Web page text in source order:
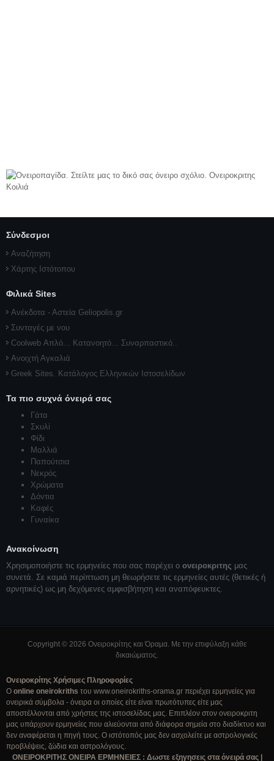
Σύνδεσμοι
Αναζήτηση
Χάρτης Ιστότοπου
Φιλικά Sites
Ανέκδοτα - Αστεία Geliopolis.gr
Συνταγές με νου
Coolweb Απλό... Κατανοητό... Συναρπαστικό..
Ανοιχτή Αγκαλιά
Greek Sites. Κατάλογος Ελληνικών Ιστοσελίδων
Τα πιο συχνά όνειρά σας
Γάτα
Σκυλί
Φίδι
Μαλλιά
Παπούτσια
Νεκρός
Χρώματα
Δόντια
Καφές
Γυναίκα
Ανακοίνωση
Χρησιμοποιήστε τις ερμηνείες που σας παρέχει ο ονειροκριτης μας
συνετά. Σε καμιά περίπτωση μη θεωρήσετε τις ερμηνείες αυτές (θετικές ή
αρνητικές) ως μη δεχόμενες αμφισβήτηση και αναπόφευκτες.
Copyright © 2026 Ονειροκρίτης και Όραμα. Με την επιφύλαξη κάθε
δικαιώματος.
Ονειροκρίτης Χρήσιμες Πληροφορίες
Ο online oneirokriths του www.oneirokriths-orama.gr περιέχει ερμηνείες για
ονειρικά σύμβολα - όνειρα οι οποίες είτε είναι πρωτότυπες είτε μας
αποστέλλονται από χρήστες της ιστοσελίδας μας. Επιπλέον στον ονειροκριτη
μας υπάρχουν ερμηνείες που αλιεύονται από διάφορα σημεία στο διαδίκτυο και
δεν αναφέρεται η πηγή τους. Ο ιστότοπός μας δεν ασχολείτε με αστρολογικές
προβλέψεις, ζώδια και αστρολόγους.
ΟΝΕΙΡΟΚΡΙΤΗΣ ΟΝΕΙΡΑ ΕΡΜΗΝΕΙΕΣ : Δωστε εξηγησεις στα όνειρά σας |